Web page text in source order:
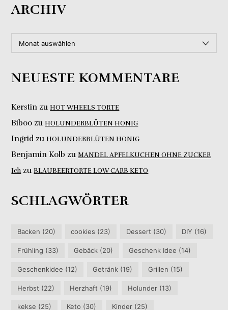
ARCHIV
NEUESTE KOMMENTARE
Kerstin zuHOT WHEELS TORTE
Biboo zuHOLUNDERBLÜTEN HONIG
IngridzuHOLUNDERBLÜTEN HONIG
Benjamin Kolb zuMANDEL APFELKUCHEN OHNE ZUCKER
Ich zuBLAUBEERTORTE LOW CARB KETO
SCHLAGWÖRTER
Backen (20) cookies (23) Dessert (30) DIY (16)
Frühling (33) Gebäck (20) Geschenk Idee (14)
Geschenkidee (12) Getränk (19) Grillen (15)
Herbst (22) Herzhaft (19) Holunder(13)
kekse (25) Keto (30) Kinder(25)